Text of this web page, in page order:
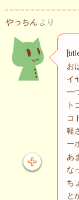
やっちん より
お
イ
一
ト
コ
軽
ー
あ
な
ち
と